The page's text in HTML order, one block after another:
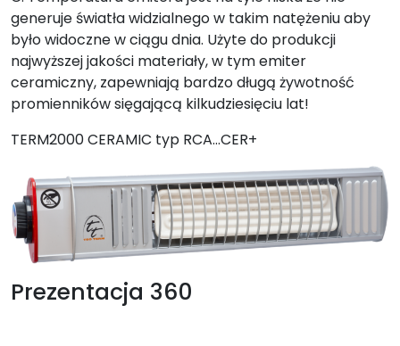
generuje światła widzialnego w takim natężeniu aby
było widoczne w ciągu dnia. Użyte do produkcji
najwyższej jakości materiały, w tym emiter
ceramiczny, zapewniają bardzo długą żywotność
promienników sięgającą kilkudziesięciu lat!
TERM2000 CERAMIC typ RCA…CER+
Prezentacja 360